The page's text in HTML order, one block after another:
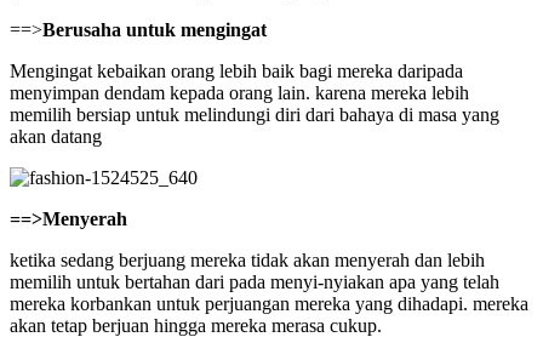
==>Berusaha untuk mengingat
Mengingat kebaikan orang lebih baik bagi mereka daripada
menyimpan dendam kepada orang lain. karena mereka lebih
memilih bersiap untuk melindungi diri dari bahaya di masa yang
akan datang
==>Menyerah
ketika sedang berjuang mereka tidak akan menyerah dan lebih
memilih untuk bertahan dari pada menyi-nyiakan apa yang telah
mereka korbankan untuk perjuangan mereka yang dihadapi. mereka
akan tetap berjuan hingga mereka merasa cukup.